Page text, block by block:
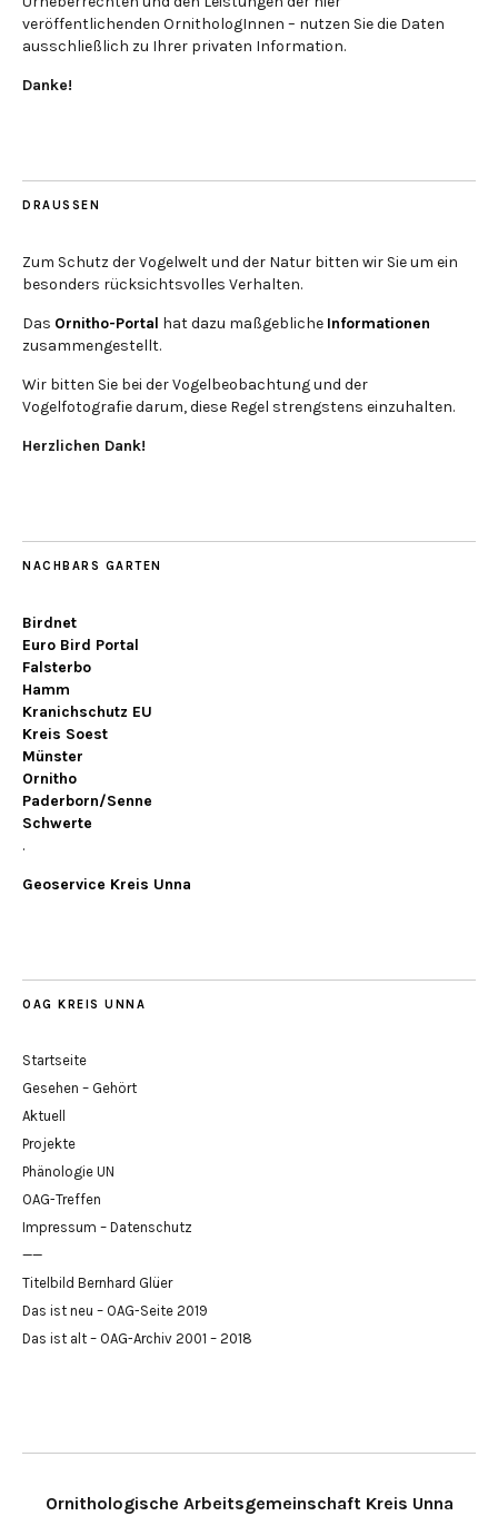
veröffentlichenden OrnithologInnen – nutzen Sie die Daten
ausschließlich zu Ihrer privaten Information.
Danke!
DRAUSSEN
Zum Schutz der Vogelwelt und der Natur bitten wir Sie um ein
besonders rücksichtsvolles Verhalten.
Das Ornitho-Portal hat dazu maßgebliche Informationen
zusammengestellt.
Wir bitten Sie bei der Vogelbeobachtung und der
Vogelfotografie darum, diese Regel strengstens einzuhalten.
Herzlichen Dank!
NACHBARS GARTEN
Birdnet
Euro Bird Portal
Falsterbo
Hamm
Kranichschutz EU
Kreis Soest
Münster
Ornitho
Paderborn/Senne
Schwerte
.
Geoservice Kreis Unna
OAG KREIS UNNA
Startseite
Gesehen – Gehört
Aktuell
Projekte
Phänologie UN
OAG-Treffen
Impressum – Datenschutz
——
Titelbild Bernhard Glüer
Das ist neu – OAG-Seite 2019
Das ist alt – OAG-Archiv 2001 – 2018
Ornithologische Arbeitsgemeinschaft Kreis Unna